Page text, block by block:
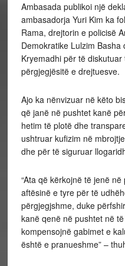
Ambasada publikoi një
ambasadorja Yuri Kim ka
Rama, drejtorin e policisë
Demokratike Lulzim
Kryemadhi për të
përgjegjësitë e drejtuesve.
Ajo ka nënvizuar në këto
që janë në pushtet kanë
hetim të plotë dhe
ushtruar kufizim në
dhe për të siguruar
“Ata që kërkojnë të jenë
aftësinë e tyre për të
përgjegjshme, duke
kanë qenë në pushtet në
kompensojnë gabimet e
është e pranueshme” –